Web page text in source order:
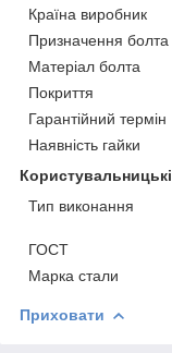
Країна виробник
Призначення болта
Матеріал болта
Покриття
Гарантійний термін
Наявність гайки
Тип виконання
ГОСТ
Марка стали
Приховати